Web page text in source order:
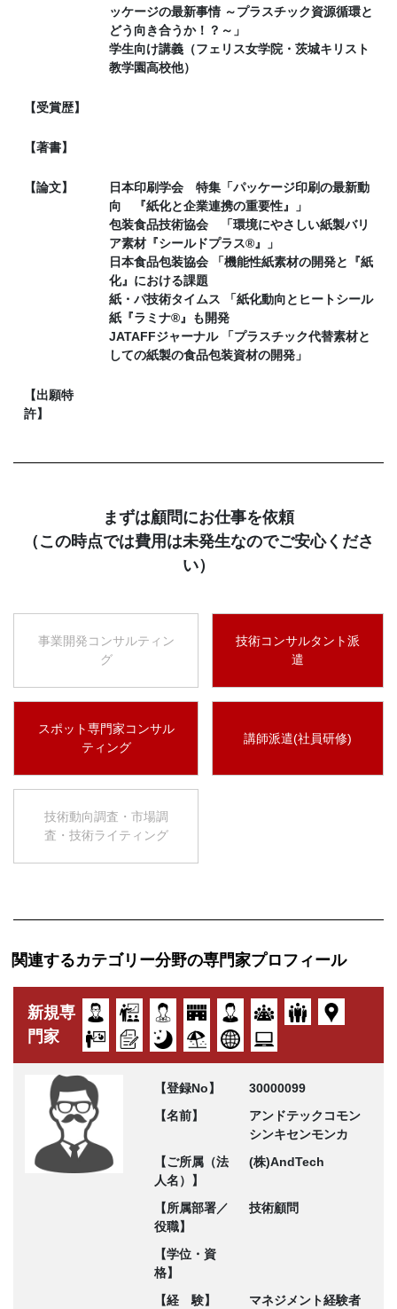
ッケージの最新事情 ～プラスチック資源循環と
どう向き合うか！？～」
学生向け講義（フェリス女学院・茨城キリスト
教学園高校他）
【受賞歴】
【著書】
【論文】
日本印刷学会 特集「パッケージ印刷の最新動
向 『紙化と企業連携の重要性』」
包装食品技術協会 「環境にやさしい紙製バリ
ア素材『シールドプラス®』」
日本食品包装協会 「機能性紙素材の開発と『紙
化』における課題
紙・パ技術タイムス 「紙化動向とヒートシール
紙『ラミナ®』も開発
JATAFFジャーナル 「プラスチック代替素材と
しての紙製の食品包装資材の開発」
【出願特
許】
まずは顧問にお仕事を依頼
（この時点では費用は未発生なのでご安心くださ
い）
事業開発コンサルティン
グ
技術コンサルタント派
遣
スポット専門家コンサル
ティング
講師派遣(社員研修)
技術動向調査・市場調
査・技術ライティング
関連するカテゴリー分野の専門家プロフィール
新規専
門家
【登録No】
30000099
【名前】
アンドテックコモン
シンキセンモンカ
【ご所属（法
人名）】
(株)AndTech
【所属部署／
役職】
技術顧問
【学位・資
格】
【経 験】
マネジメント経験者